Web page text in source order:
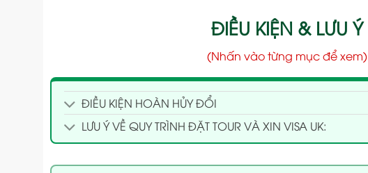
ĐIỀU KIỆN & LƯU Ý
(Nhấn vào từng mục để xem)
ĐIỀU KIỆN HOÀN HỦY ĐỔI
LƯU Ý VỀ QUY TRÌNH ĐẶT TOUR VÀ XIN VISA UK: